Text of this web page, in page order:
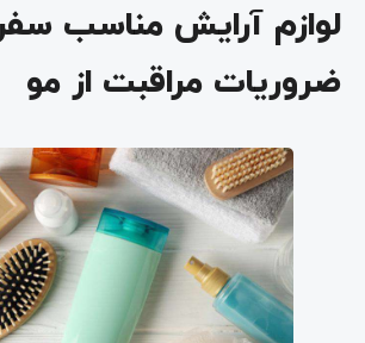
لوازم آرایش مناسب
ضروریات مراقبت از مو